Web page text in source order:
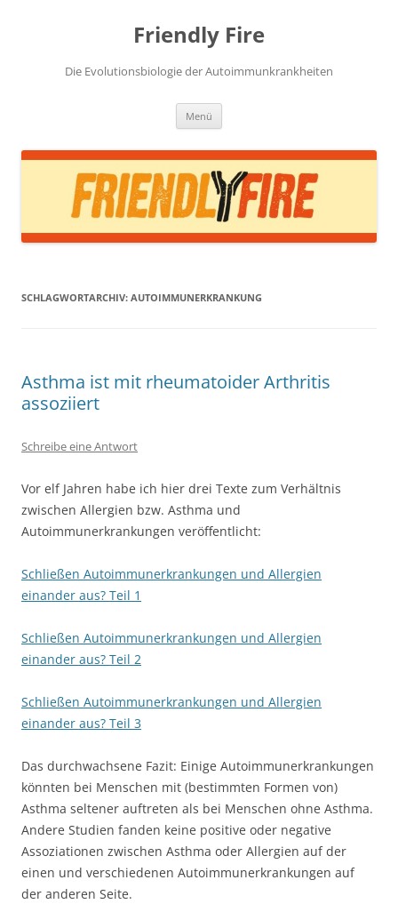
Friendly Fire
Die Evolutionsbiologie der Autoimmunkrankheiten
Menü
SCHLAGWORTARCHIV: AUTOIMMUNERKRANKUNG
Asthma ist mit rheumatoider Arthritis
assoziiert
Schreibe eine Antwort
Vor elf Jahren habe ich hier drei Texte zum Verhältnis
zwischen Allergien bzw. Asthma und
Autoimmunerkrankungen veröffentlicht:
Schließen Autoimmunerkrankungen und Allergien
einander aus? Teil 1
Schließen Autoimmunerkrankungen und Allergien
einander aus? Teil 2
Schließen Autoimmunerkrankungen und Allergien
einander aus? Teil 3
Das durchwachsene Fazit: Einige Autoimmunerkrankungen
könnten bei Menschen mit (bestimmten Formen von)
Asthma seltener auftreten als bei Menschen ohne Asthma.
Andere Studien fanden keine positive oder negative
Assoziationen zwischen Asthma oder Allergien auf der
einen und verschiedenen Autoimmunerkrankungen auf
der anderen Seite.